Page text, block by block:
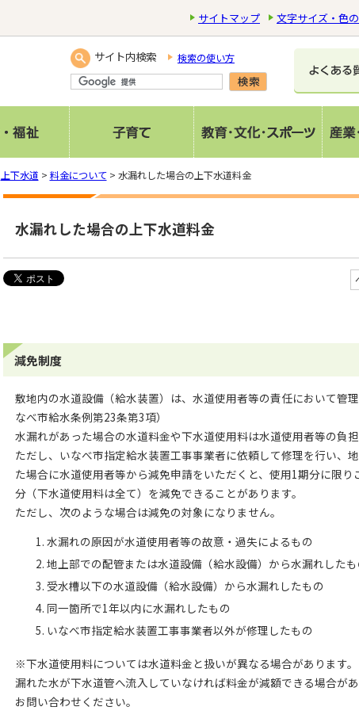
サイトマップ 文字サイズ・色
サイト内検索 検索の使い方
上下水道 > 料金について> 水漏れした場合の上下水道料金
水漏れした場合の上下水道料金
減免制度
敷地内の水道設備（給水装置）は、水道使用者等の責任において管
なべ市給水条例第23条第3項）
水漏れがあった場合の水道料金や下水道使用料は水道使用者等の負担
ただし、いなべ市指定給水装置工事事業者に依頼して修理を行い、
た場合に水道使用者等から減免申請をいただくと、使用1期分に限
分（下水道使用料は全て）を減免できることがあります。
ただし、次のような場合は減免の対象になりません。
水漏れの原因が水道使用者等の故意・過失によるもの
地上部での配管または水道設備（給水設備）から水漏れしたも
受水槽以下の水道設備（給水設備）から水漏れしたもの
同一箇所で1年以内に水漏れしたもの
いなべ市指定給水装置工事事業者以外が修理したもの
※下水道使用料については水道料金と扱いが異なる場合があります。
漏れた水が下水道管へ流入していなければ料金が減額できる場合が
お問い合わせください。